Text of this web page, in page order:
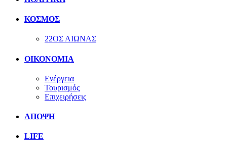
ΚΟΣΜΟΣ
22ΟΣ ΑΙΩΝΑΣ
ΟΙΚΟΝΟΜΙΑ
Ενέργεια
Τουρισμός
Επιχειρήσεις
ΑΠΟΨΗ
LIFE